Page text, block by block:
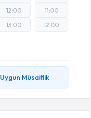
12:00
13:00
11:00
12:00
Uygun Müsaitlik